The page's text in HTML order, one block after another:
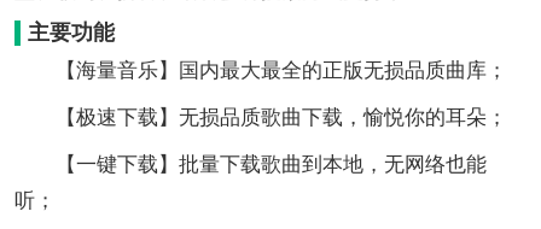
主要功能
【海量音乐】国内最大最全的正版无损品质曲库；
【极速下载】无损品质歌曲下载，愉悦你的耳朵；
【一键下载】批量下载歌曲到本地，无网络也能
听；